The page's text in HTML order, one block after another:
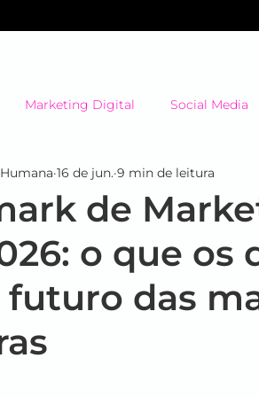
Marketing Digital Social Media
Branding Big Data
Case de Sucesso Marketing
de
o que os
futuro das
16 de jun. 9 min de leitura